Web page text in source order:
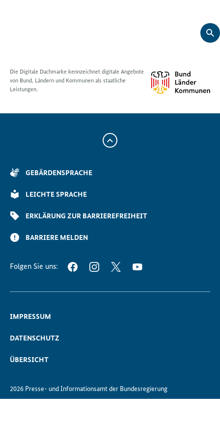
Die Digitale Dachmarke kennzeichnet digitale Angebote
von Bund, Ländern und Kommunen als staatliche
Leistungen.
Zum
GEBÄRDENSPRACHE
LEICHTE SPRACHE
ERKLÄRUNG ZUR BARRIEREFREIHEIT
BARRIERE MELDEN
Folgen Sie uns: FACEBOOKINSTAGRAM
TWITTERYOUTUBE
IMPRESSUM
DATENSCHUTZ
ÜBERSICHT
2026 Presse- und Informationsamt der Bundesregierung